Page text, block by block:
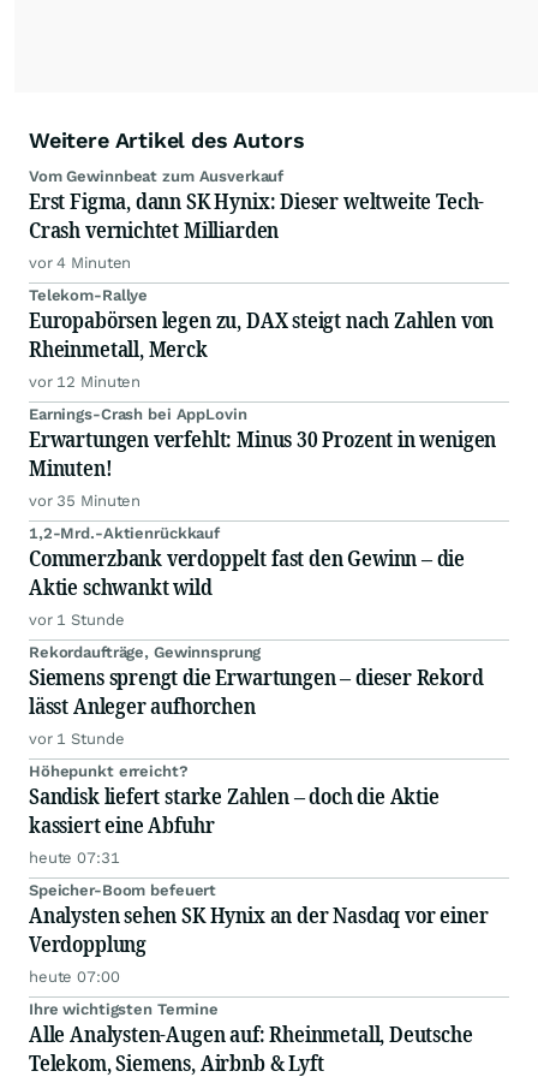
Weitere Artikel des Autors
Vom Gewinnbeat zum Ausverkauf
Erst Figma, dann SK Hynix: Dieser weltweite Tech-
Crash vernichtet Milliarden
vor 4 Minuten
Telekom-Rallye
Europabörsen legen zu, DAX steigt nach Zahlen von
Rheinmetall, Merck
vor 12 Minuten
Earnings-Crash bei AppLovin
Erwartungen verfehlt: Minus 30 Prozent in wenigen
Minuten!
vor 35 Minuten
1,2-Mrd.-Aktienrückkauf
Commerzbank verdoppelt fast den Gewinn – die
Aktie schwankt wild
vor 1 Stunde
Rekordaufträge, Gewinnsprung
Siemens sprengt die Erwartungen – dieser Rekord
lässt Anleger aufhorchen
vor 1 Stunde
Höhepunkt erreicht?
Sandisk liefert starke Zahlen – doch die Aktie
kassiert eine Abfuhr
heute 07:31
Speicher-Boom befeuert
Analysten sehen SK Hynix an der Nasdaq vor einer
Verdopplung
heute 07:00
Ihre wichtigsten Termine
Alle Analysten-Augen auf: Rheinmetall, Deutsche
Telekom, Siemens, Airbnb & Lyft